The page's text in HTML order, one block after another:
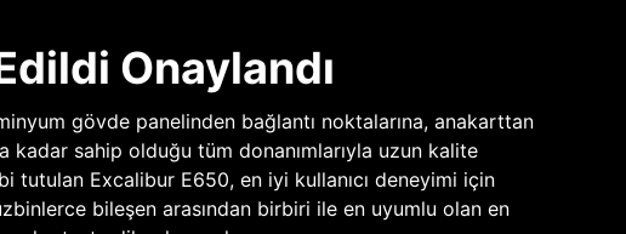
Onaylandı
gövde panelinden bağlantı noktalarına, anakarttan
kadar sahip olduğu tüm donanımlarıyla uzun kalite
tutulan Excalibur E650, en iyi kullanıcı deneyimi için
bileşen arasından birbiri ile en uyumlu olan en